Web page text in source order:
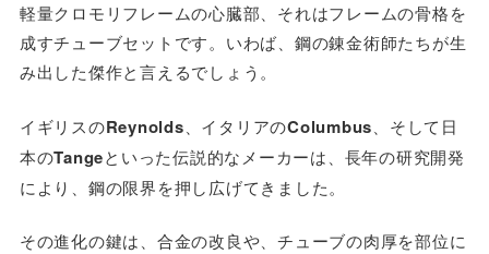
軽量クロモリフレームの心臓部、それはフレームの骨格を
成すチューブセットです。いわば、鋼の錬金術師たちが生
み出した傑作と言えるでしょう。
イギリスのReynolds 、イタリアのColumbus 、そして日
本のTangeといった伝説的なメーカーは、長年の研究開発
により、鋼の限界を押し広げてきました。
その進化の鍵は、合金の改良や、チューブの肉厚を部位に